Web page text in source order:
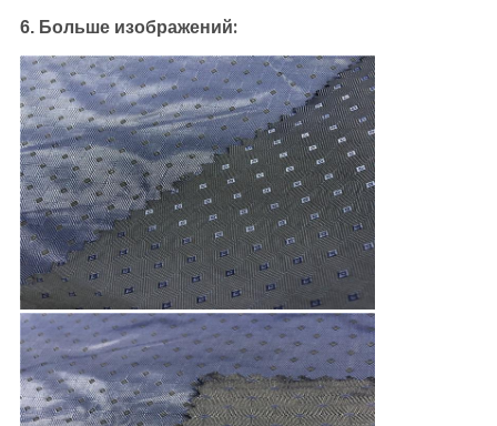
6. Больше изображений: